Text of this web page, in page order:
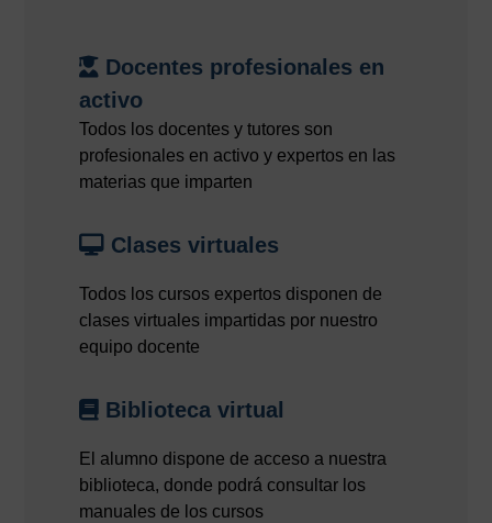
Docentes profesionales en
activo
Todos los docentes y tutores son
profesionales en activo y expertos en las
materias que imparten
Clases virtuales
Todos los cursos expertos disponen de
clases virtuales impartidas por nuestro
equipo docente
Biblioteca virtual
El alumno dispone de acceso a nuestra
biblioteca, donde podrá consultar los
manuales de los cursos